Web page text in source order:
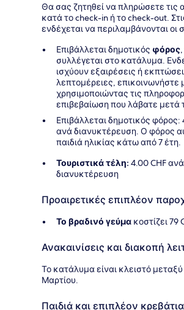
Θα σας ζητηθεί να πληρώσετε τις
κατά το check-in ή το check-out.
ενδέχεται να περιλαμβάνονται οι
Επιβάλλεται δημοτικός φόρος
συλλέγεται στο κατάλυμα.
ισχύουν εξαιρέσεις ή
λεπτομέρειες,
χρησιμοποιώντας τις
επιβεβαίωση που λάβατε μετά
Επιβάλλεται δημοτικός
ανά διανυκτέρευση. Ο φόρος
παιδιά ηλικίας κάτω από 7 έτη.
Τουριστικά τέλη: 4.00 CHF
διανυκτέρευση
Προαιρετικές επιπλέον
Το βραδινό γεύμα κοστίζει 79
Ανακαινίσεις και διακοπή
Το κατάλυμα είναι κλειστό
Μαρτίου.
Παιδιά και επιπλέον κρεβάτια